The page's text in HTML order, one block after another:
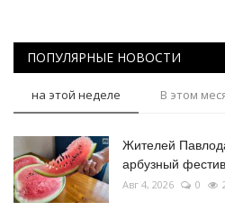
ПОПУЛЯРНЫЕ НОВОСТИ
на этой неделе В этом
Жителей
арбузный
Авг 4, 2026 0